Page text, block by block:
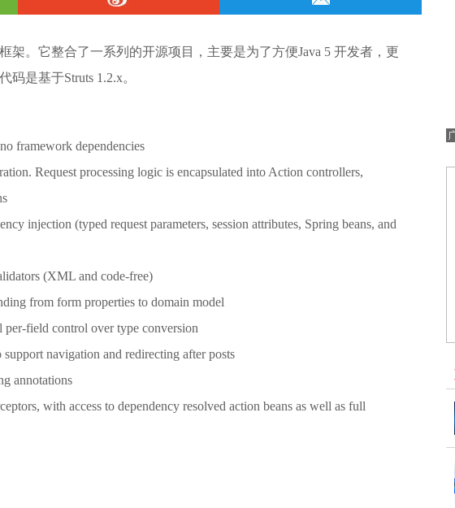
架。它整合了一系列的开源项目，主要是为了方便Java 5 开发者，更
码是基于Struts 1.2.x。
framework dependencies
Request processing logic is encapsulated into Action controllers,
injection (typed request parameters, session attributes, Spring beans, and
(XML and code-free)
from form properties to domain model
field control over type conversion
navigation and redirecting after posts
annotations
with access to dependency resolved action beans as well as full